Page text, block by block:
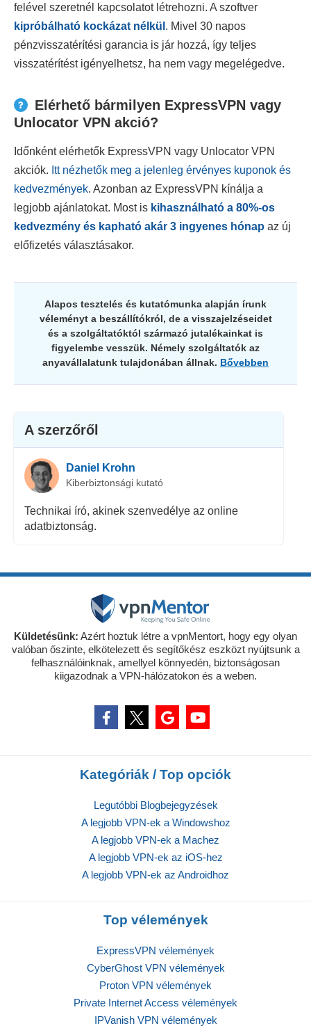
felével szeretnél kapcsolatot létrehozni. A szoftver
kipróbálható kockázat nélkül . Mivel 30 napos
pénzvisszatérítési garancia is jár hozzá, így teljes
visszatérítést igényelhetsz, ha nem vagy megelégedve.
Elérhető bármilyen ExpressVPN vagy
Unlocator VPN akció?
Időnként elérhetők ExpressVPN vagy Unlocator VPN
akciók. Itt nézhetők meg a jelenleg érvényes kuponok és
kedvezmények. Azonban az ExpressVPN kínálja a
legjobb ajánlatokat. Most is kihasználható a 80%-os
kedvezmény és kapható akár 3 ingyenes hónap az új
előfizetés választásakor.
Alapos tesztelés és kutatómunka alapján írunk
véleményt a beszállítókról, de a visszajelzéseidet
és a szolgáltatóktól származó jutalékainkat is
figyelembe vesszük. Némely szolgáltatók az
anyavállalatunk tulajdonában állnak. Bővebben
A szerzőről
Daniel Krohn
Kiberbiztonsági kutató
Technikai író, akinek szenvedélye az online
adatbiztonság.
Küldetésünk: Azért hoztuk létre a vpnMentort, hogy egy olyan
valóban őszinte, elkötelezett és segítőkész eszközt nyújtsunk a
felhasználóinknak, amellyel könnyedén, biztonságosan
kiigazodnak a VPN-hálózatokon és a weben.
Kategóriák / Top opciók
Legutóbbi Blogbejegyzések
A legjobb VPN-ek a Windowshoz
A legjobb VPN-ek a Machez
A legjobb VPN-ek az iOS-hez
A legjobb VPN-ek az Androidhoz
Top vélemények
ExpressVPN vélemények
CyberGhost VPN vélemények
Proton VPN vélemények
Private Internet Access vélemények
IPVanish VPN vélemények